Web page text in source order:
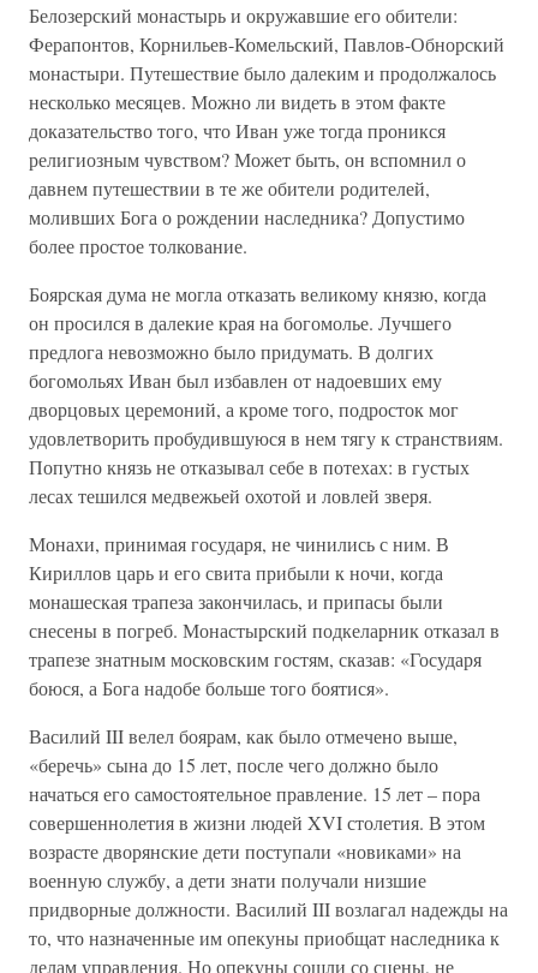
Белозерский монастырь и окружавшие его обители:
Ферапонтов, Корнильев-Комельский, Павлов-Обнорский
монастыри. Путешествие было далеким и продолжалось
несколько месяцев. Можно ли видеть в этом факте
доказательство того, что Иван уже тогда проникся
религиозным чувством? Может быть, он вспомнил о
давнем путешествии в те же обители родителей,
моливших Бога о рождении наследника? Допустимо
более простое толкование.
Боярская дума не могла отказать великому князю, когда
он просился в далекие края на богомолье. Лучшего
предлога невозможно было придумать. В долгих
богомольях Иван был избавлен от надоевших ему
дворцовых церемоний, а кроме того, подросток мог
удовлетворить пробудившуюся в нем тягу к странствиям.
Попутно князь не отказывал себе в потехах: в густых
лесах тешился медвежьей охотой и ловлей зверя.
Монахи, принимая государя, не чинились с ним. В
Кириллов царь и его свита прибыли к ночи, когда
монашеская трапеза закончилась, и припасы были
снесены в погреб. Монастырский подкеларник отказал в
трапезе знатным московским гостям, сказав: «Государя
боюся, а Бога надобе больше того боятися».
Василий III велел боярам, как было отмечено выше,
«беречь» сына до 15 лет, после чего должно было
начаться его самостоятельное правление. 15 лет – пора
совершеннолетия в жизни людей XVI столетия. В этом
возрасте дворянские дети поступали «новиками» на
военную службу, а дети знати получали низшие
придворные должности. Василий III возлагал надежды на
то, что назначенные им опекуны приобщат наследника к
делам управления. Но опекуны сошли со сцены, не